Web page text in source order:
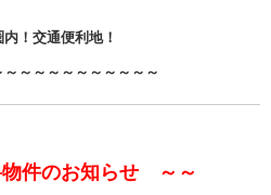
！交通便利地！
～～～～～～～～～～
件のお知らせ ～～